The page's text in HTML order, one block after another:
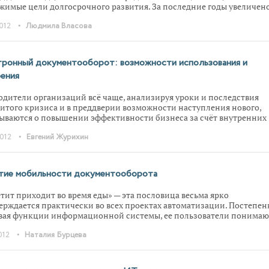
цели долгосрочного развития. За последние годы
институтов развития в сфере инноваций. Тема модернизации и
и повсеместно используются, их понимание различно.
• Людмила Власова
документооборот: возможности использования и
организаций всё чаще, анализируя уроки и последствия
кризиса и в преддверии возможности наступления нового,
о повышении эффективности бизнеса за счёт внутренних
его процессов в немалой степени способствуют решению
были представлены в рамках Второй конференции
с «1С:Документооборот».
• Евгений Журихин
мобильности документооборота
приходит во время еды» — эта пословица весьма ярко
практически во всех проектах автоматизации.
функции информационной системы, ее пользователи
предвидеть все, что может понадобиться — сложно. С
которые впоследствии могут войти в основной
• Наталия Бурцева